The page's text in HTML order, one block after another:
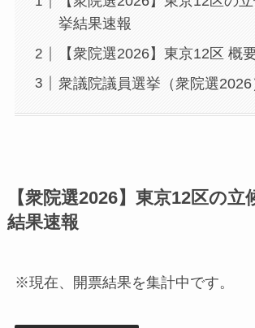
挙結果速報
【衆院選2026】東京12区 概
衆議院議員選挙（衆院選2026
【衆院選2026】東京12区の立
結果速報
※現在、開票結果を集計中です。